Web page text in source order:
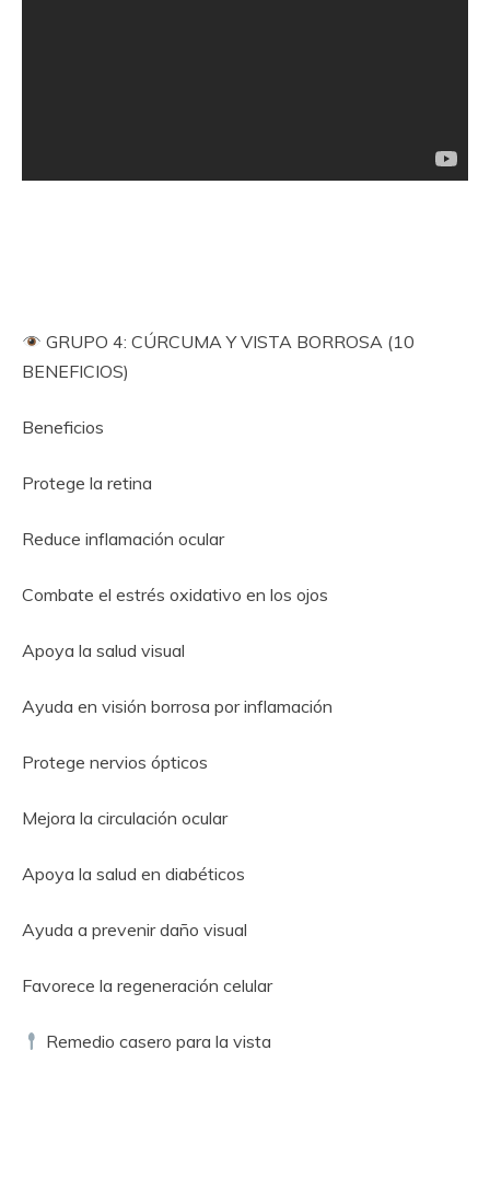
GRUPO 4: CÚRCUMA Y VISTA BORROSA (10
BENEFICIOS)
Beneficios
Protege la retina
Reduce inflamación ocular
Combate el estrés oxidativo en los ojos
Apoya la salud visual
Ayuda en visión borrosa por inflamación
Protege nervios ópticos
Mejora la circulación ocular
Apoya la salud en diabéticos
Ayuda a prevenir daño visual
Favorece la regeneración celular
Remedio casero para la vista